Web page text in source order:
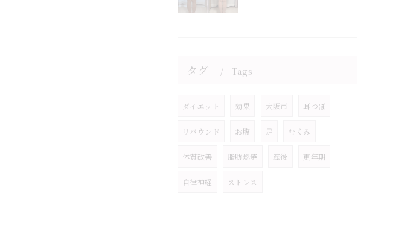
タグ Tags
ダイエット 効果 大阪市 耳つぼ
リバウンド お腹 足 むくみ
体質改善 脂肪燃焼 産後 更年期
自律神経 ストレス